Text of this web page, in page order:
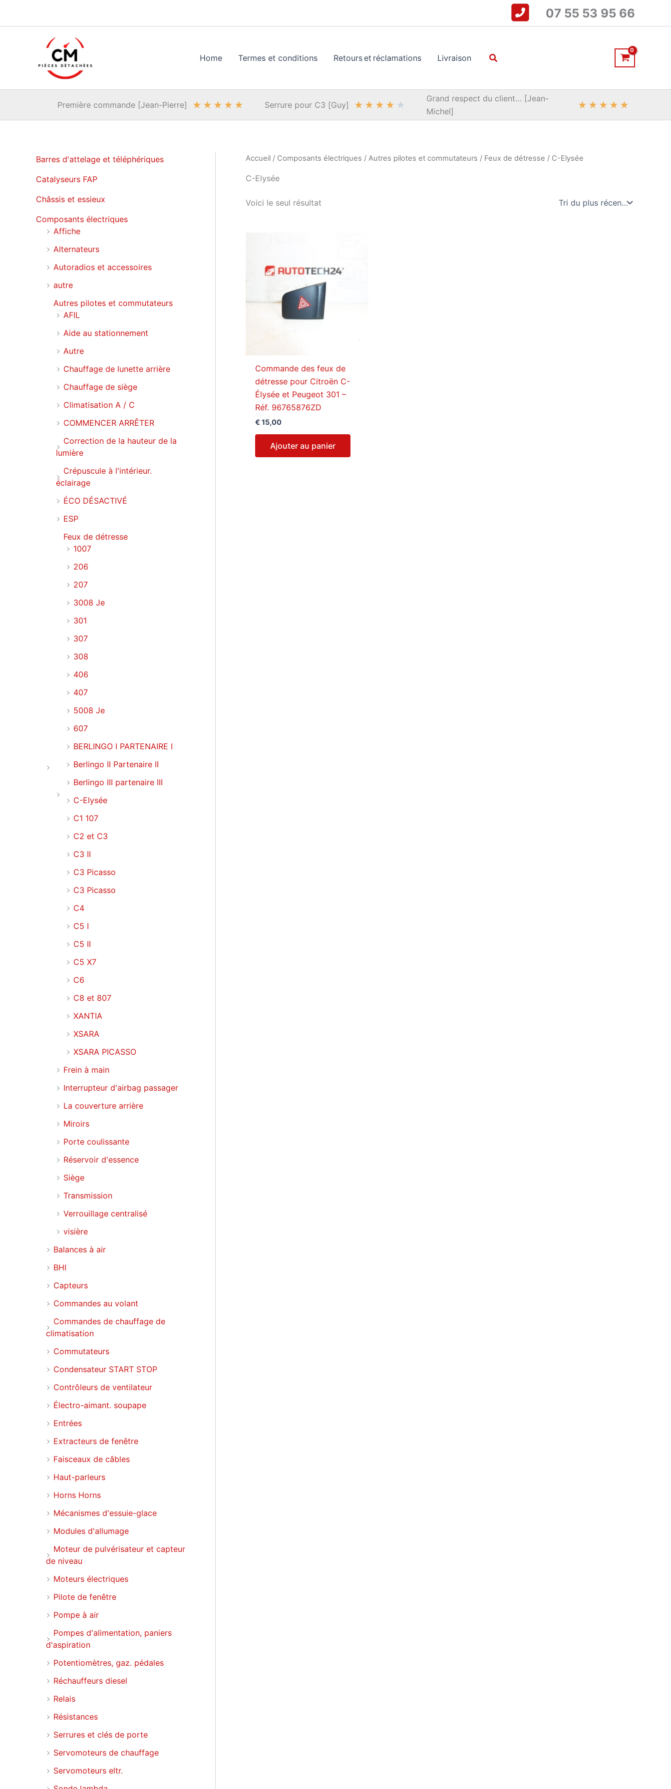
07 55 53 95 66
Home Termes et conditions Retours et réclamations Livraison Rechercher
Première commande [Jean-Pierre] ★ ★ ★ ★ ★ Serrure pour C3 [Guy] ★ ★ ★ ★ ★
Grand respect du client… [Jean-
Michel]
★ ★ ★ ★ ★
Barres d'attelage et téléphériques
Catalyseurs FAP
Châssis et essieux
Composants électriques
Affiche
Alternateurs
Autoradios et accessoires
autre
Autres pilotes et commutateurs
AFIL
Aide au stationnement
Autre
Chauffage de lunette arrière
Chauffage de siège
Climatisation A / C
COMMENCER ARRÊTER
Correction de la hauteur de la
lumière
Crépuscule à l'intérieur.
éclairage
ÉCO DÉSACTIVÉ
ESP
Feux de détresse
1007
206
207
3008 Je
301
307
308
406
407
5008 Je
607
BERLINGO I PARTENAIRE I
Berlingo II Partenaire II
Berlingo III partenaire III
C-Elysée
C1 107
C2 et C3
C3 II
C3 Picasso
C3 Picasso
C4
C5 I
C5 II
C5 X7
C6
C8 et 807
XANTIA
XSARA
XSARA PICASSO
Frein à main
Interrupteur d'airbag passager
La couverture arrière
Miroirs
Porte coulissante
Réservoir d'essence
Siège
Transmission
Verrouillage centralisé
visière
Balances à air
BHI
Capteurs
Commandes au volant
Commandes de chauffage de
climatisation
Commutateurs
Condensateur START STOP
Contrôleurs de ventilateur
Électro-aimant. soupape
Entrées
Extracteurs de fenêtre
Faisceaux de câbles
Haut-parleurs
Horns Horns
Mécanismes d'essuie-glace
Modules d'allumage
Moteur de pulvérisateur et capteur
de niveau
Moteurs électriques
Pilote de fenêtre
Pompe à air
Pompes d'alimentation, paniers
d'aspiration
Potentiomètres, gaz. pédales
Réchauffeurs diesel
Relais
Résistances
Serrures et clés de porte
Servomoteurs de chauffage
Servomoteurs eltr.
Accueil / Composants électriques / Autres pilotes et commutateurs / Feux de détresse / C-Elysée
C-Elysée
Voici le seul résultat
Commande des feux de
détresse pour Citroën C-
Élysée et Peugeot 301 –
Réf. 96765876ZD
€ 15,00
Ajouter au panier